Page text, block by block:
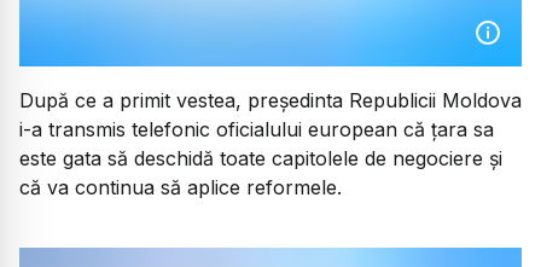
După ce a primit vestea, președinta Republicii Moldova
i-a transmis telefonic oficialului european că țara sa
este gata să deschidă toate capitolele de negociere și
că va continua să aplice reformele.